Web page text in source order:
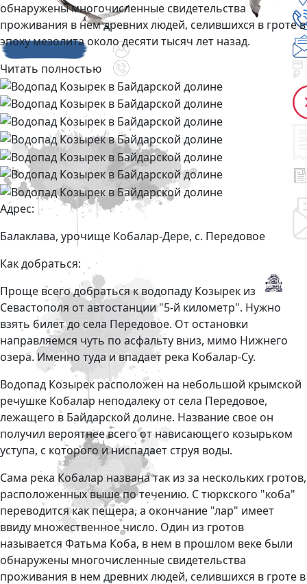
обнаружены многочисленные свидетельства
проживания в нем древних людей, селившихся в гроте в
эпоху мезолита около десяти тысяч лет назад.
Читать полностью
Адрес:
Балаклава, урочище Кобалар-Дере, с. Передовое
Как добраться:
Проще всего добраться к водопаду Козырек из
Севастополя от автостанции "5-й километр". Нужно
взять билет до села Передовое. От остановки
направляемся чуть по асфальту вниз, мимо Нижнего
озера. Именно туда и впадает река Кобалар-Су.
Водопад Козырек расположен на небольшой крымской
речушке Кобалар неподалеку от села Передовое,
лежащего в Байдарской долине. Название свое он
получил вероятнее всего от нависающего козырьком
уступа, с которого и ниспадает струя воды.
Сама река Кобалар названа так из за нескольких гротов,
расположенных выше по течению. С тюркского "коба"
переводится как пещера, а окончание "лар" имеет
ввиду множественное число. Один из гротов
называется Фатьма Коба, в нем в прошлом веке были
обнаружены многочисленные свидетельства
проживания в нем древних людей, селившихся в гроте в